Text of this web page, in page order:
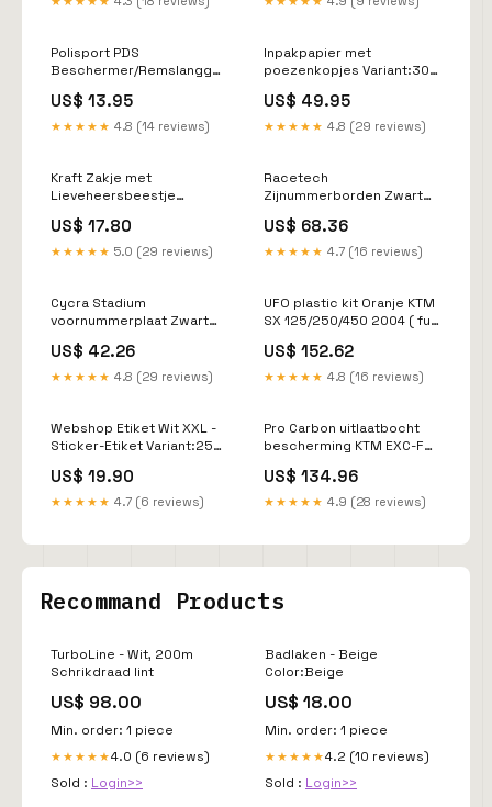
Polisport PDS
Beschermer/Remslanggeleider
Enduro 2014-2023 ktm-sx-
125-2016-esi9523899
US$ 13.95
★★★★★ 4.8 (14 reviews)
Inpakpapier met
poezenkopjes Variant:30
US$ 49.95
★★★★★ 4.8 (29 reviews)
Kraft Zakje met
Lieveheersbeestje
US$ 17.80
★★★★★ 5.0 (29 reviews)
Racetech
Zijnummerborden Zwart
2023 & YZ 450F 2018-2022
& WR 250F 2020 & WR 450F
US$ 68.36
★★★★★ 4.7 (16 reviews)
Cycra Stadium
voornummerplaat Zwart
2021 & CRF 250RX 2019-
2021 & CRF 450R 2017-
1993-esi6595994
US$ 42.26
★★★★★ 4.8 (29 reviews)
UFO plastic kit Oranje KTM
SX 125/250/450 2004 ( full
2022-esi6118835
US$ 152.62
★★★★★ 4.8 (16 reviews)
Webshop Etiket Wit XXL -
Sticker-Etiket Variant:250
US$ 19.90
★★★★★ 4.7 (6 reviews)
Pro Carbon uitlaatbocht
bescherming KTM EXC-F
250 2020- & Gas Gas EC
250F 2021- kawasaki-kx-
US$ 134.96
★★★★★ 4.9 (28 reviews)
Recommand Products
TurboLine - Wit, 200m
Schrikdraad lint
US$ 98.00
Min. order: 1 piece
★★★★★4.0 (6 reviews)
Sold : Login>>
Badlaken - Beige
Color:Beige
US$ 18.00
Min. order: 1 piece
★★★★★4.2 (10 reviews)
Sold : Login>>